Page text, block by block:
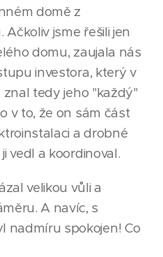
domě z
jsme řešili jen
domu, zaujala nás
investora, který v
tedy jeho "každý"
v to, že on sám část
a drobné
vedl a koordinoval.
velikou vůli a
A navíc, s
nadmíru spokojen! Co